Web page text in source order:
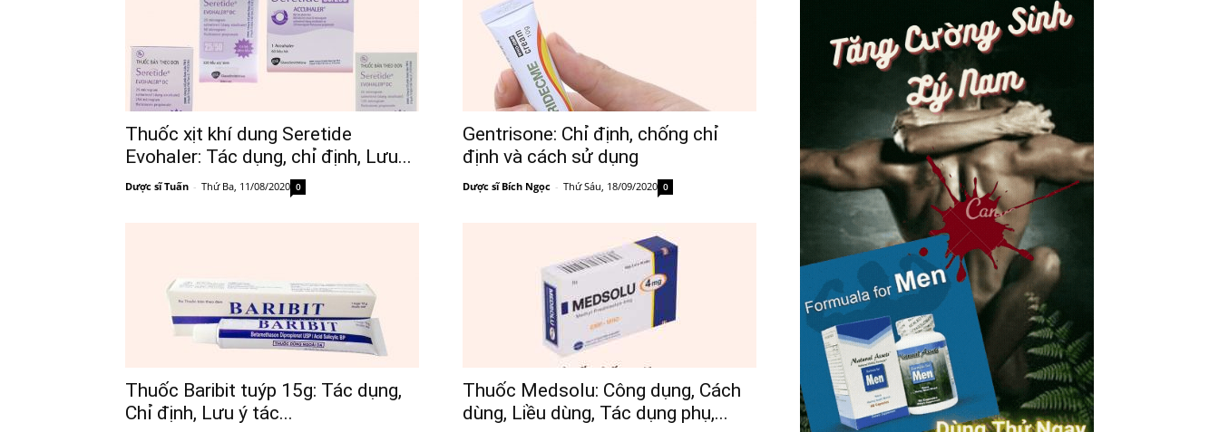
Thuốc xịt khí dung Seretide
Evohaler: Tác dụng, chỉ định, Lưu...
Dược sĩ Tuấn - Thứ Ba, 11/08/2020 0
Gentrisone: Chỉ định, chống chỉ
định và cách sử dụng
Dược sĩ Bích Ngọc - Thứ Sáu, 18/09/2020 0
Thuốc Baribit tuýp 15g: Tác dụng,
Chỉ định, Lưu ý tác...
Thuốc Medsolu: Công dụng, Cách
dùng, Liều dùng, Tác dụng phụ,...